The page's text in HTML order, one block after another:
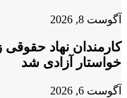
آگوست 8, 2026
خواستار آزادی شد
آگوست 6, 2026